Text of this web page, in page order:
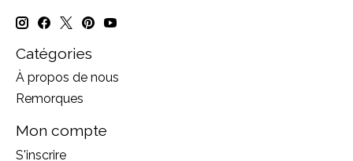
Catégories
À propos de nous
Remorques
Mon compte
S'inscrire